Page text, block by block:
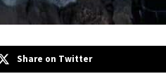
Share on Twitter